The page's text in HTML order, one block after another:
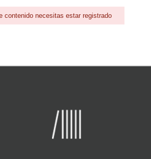
contenido necesitas estar registrado